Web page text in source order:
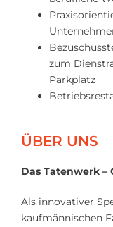
zum
Parkplatz
ÜBER UNS
Das Tatenwerk
Als innovativer
kaufmännischen